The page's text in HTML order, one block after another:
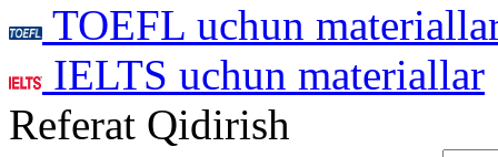
TOEFL uchun
IELTS uchun materiallar
Referat Qidirish